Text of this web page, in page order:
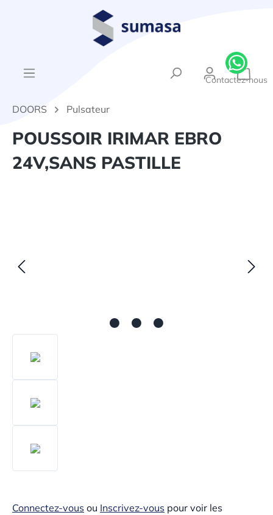
DOORS Pulsateur
POUSSOIR IRIMAR EBRO
24V,SANS PASTILLE
Connectez-vous ou Inscrivez-vous pour voir les
Contactez-nous